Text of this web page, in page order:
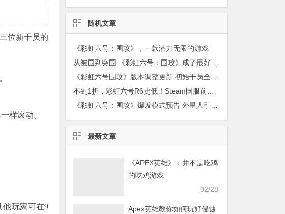
位新干员的
样滚动。
玩家可在9
随机文章
《彩虹六号：围攻》，一款潜力无限的游戏
从被围到突围 《彩虹六号：围攻》成了最好FPS之一
不到1折，彩虹六号R6史低！Steam国服前最后的入手机会！
最新文章
《APEX英雄》：并不是吃鸡
的吃鸡游戏
02/28
Apex英雄教你如何玩好侵蚀